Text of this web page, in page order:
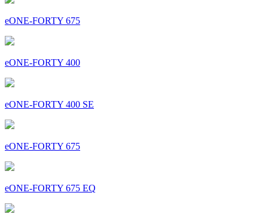
eONE-FORTY 675
eONE-FORTY 400
eONE-FORTY 400 SE
eONE-FORTY 675
eONE-FORTY 675 EQ